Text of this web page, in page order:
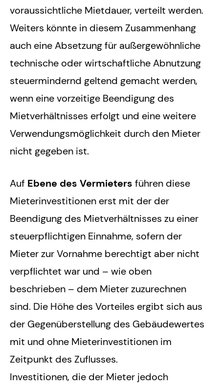
voraussichtliche Mietdauer, verteilt werden.
Weiters könnte in diesem Zusammenhang
auch eine Absetzung für außergewöhnliche
technische oder wirtschaftliche Abnutzung
steuermindernd geltend gemacht werden,
wenn eine vorzeitige Beendigung des
Mietverhältnisses erfolgt und eine weitere
Verwendungsmöglichkeit durch den Mieter
nicht gegeben ist.
Auf Ebene des Vermieters führen diese
Mieterinvestitionen erst mit der der
Beendigung des Mietverhältnisses zu einer
steuerpflichtigen Einnahme, sofern der
Mieter zur Vornahme berechtigt aber nicht
verpflichtet war und – wie oben
beschrieben – dem Mieter zuzurechnen
sind. Die Höhe des Vorteiles ergibt sich aus
der Gegenüberstellung des Gebäudewertes
mit und ohne Mieterinvestitionen im
Zeitpunkt des Zuflusses.
Investitionen, die der Mieter jedoch